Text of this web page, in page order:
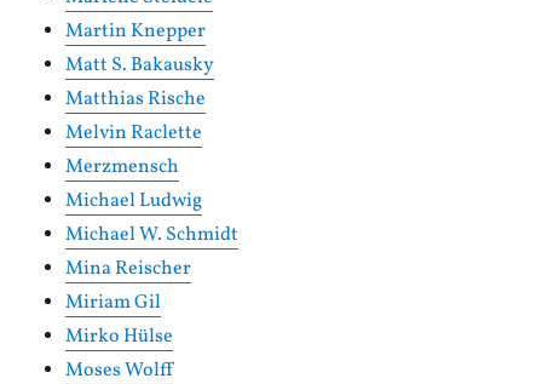
Martin Knepper
Matt S. Bakausky
Matthias Rische
Melvin Raclette
Merzmensch
Michael Ludwig
Michael W. Schmidt
Mina Reischer
Miriam Gil
Mirko Hülse
Moses Wolff